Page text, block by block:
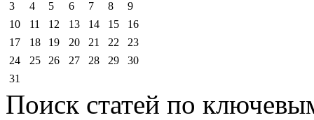
3
4 5 6 7 8
9
10
11 12 13 14 15
16
17
18 19 20 21 22
23
24
25 26 27 28 29
30
31
Поиск статей по